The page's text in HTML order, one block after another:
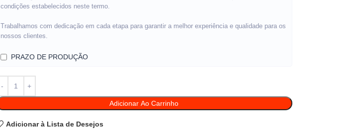
condições estabelecidos neste termo.
Trabalhamos com dedicação em cada etapa para garantir a melhor experiência e qualidade para os
nossos clientes.
PRAZO DE PRODUÇÃO
Adicionar Ao Carrinho
Adicionar à Lista de Desejos